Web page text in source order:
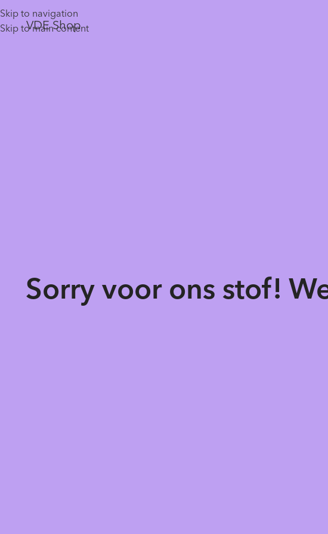
Skip to navigation
Skip to main content
VDE Shop
Sorry voor ons stof!